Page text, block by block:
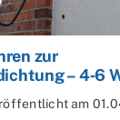
zur
– 4‑6
am